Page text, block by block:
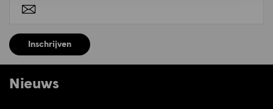
Inschrijven
Nieuws